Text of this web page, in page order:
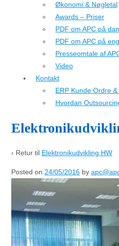
Økonomi & Nøgletal
Awards – Priser
PDF om APC på
PDF om APC på
Presseomtale af
Video
Kontakt
ERP Kunde Ordre
Hvordan
‹ Retur til Elektronikudvikling HW
Posted on 24/05/2016 by